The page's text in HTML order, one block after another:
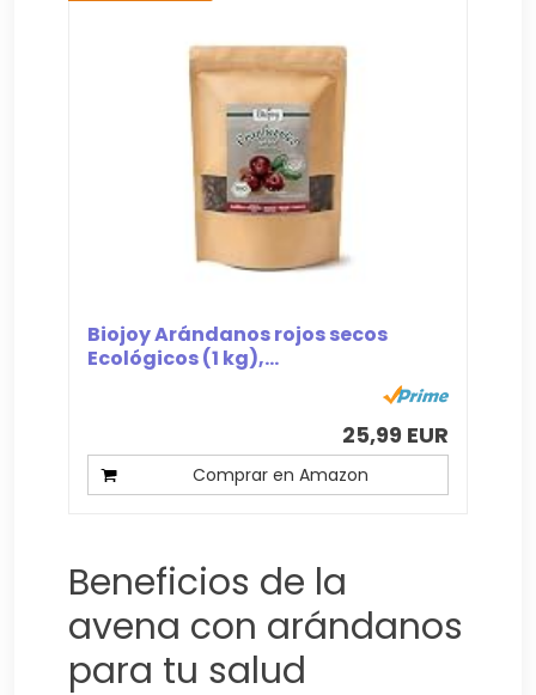
Biojoy Arándanos rojos secos
Ecológicos (1 kg),...
25,99 EUR
Comprar en Amazon
Beneficios de la
avena con arándanos
para tu salud